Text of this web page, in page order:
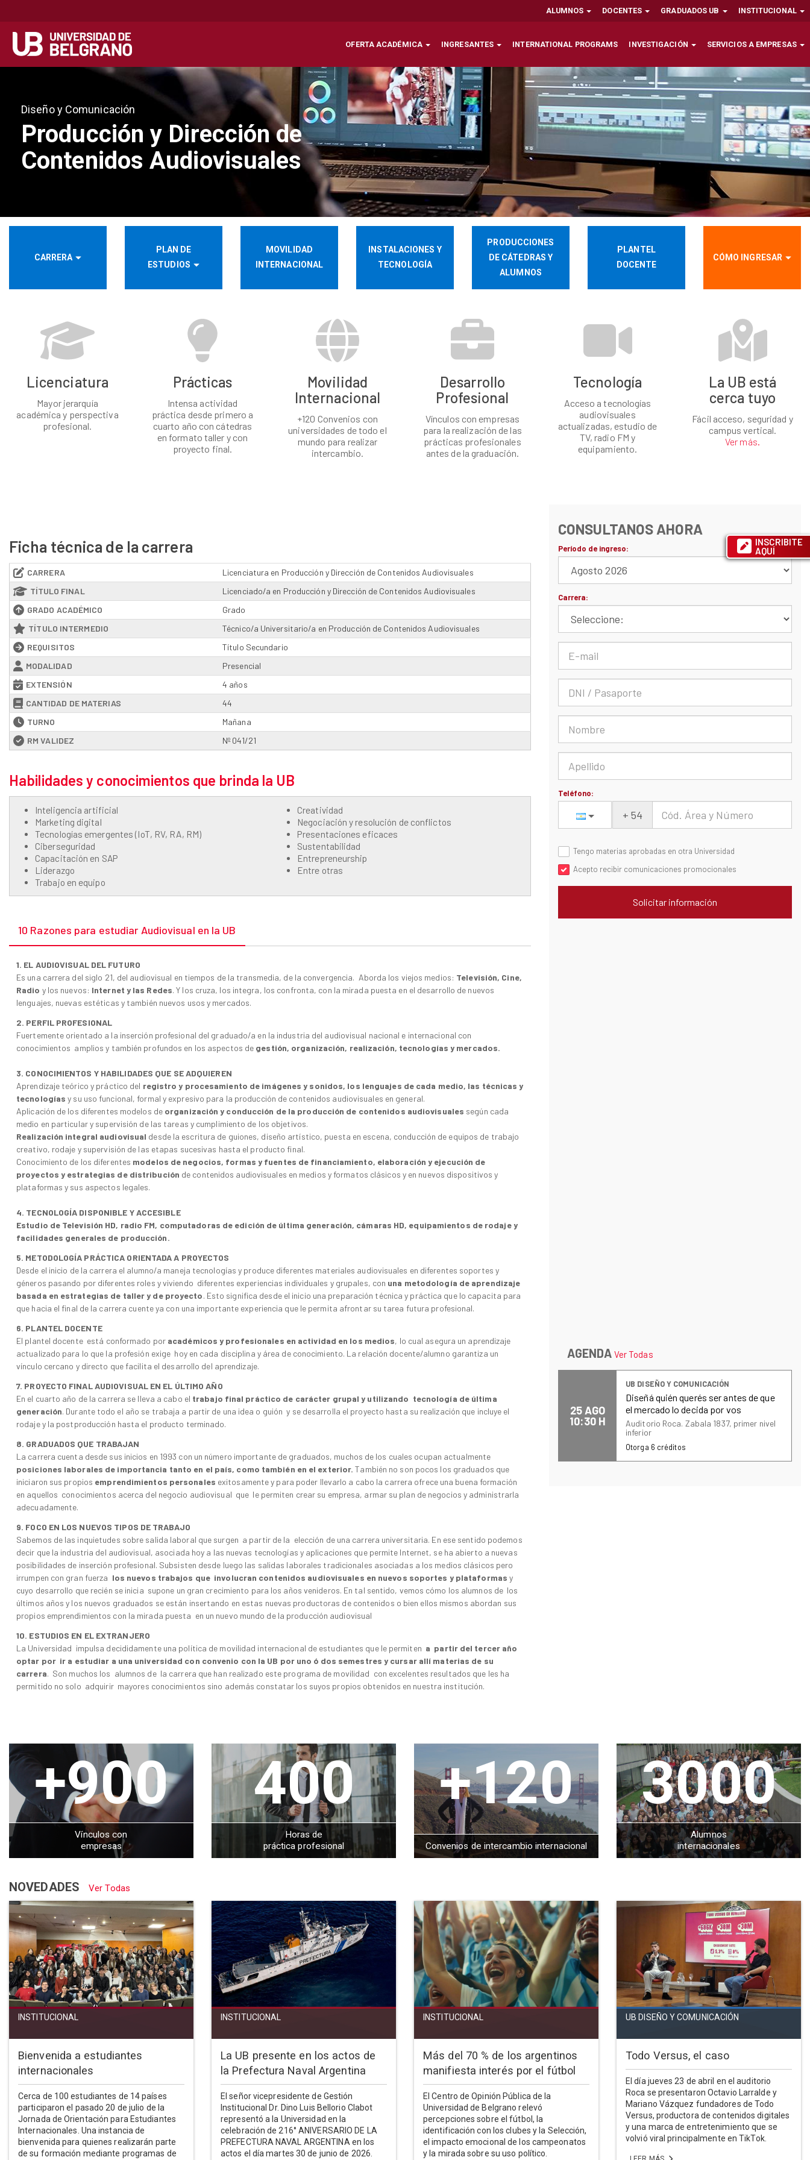
contenido
Secondary
navigation
ALUMNOS DOCENTES GRADUADOS UB INSTITUCIONAL
Navegación principal OFERTA ACADÉMICA INGRESANTES INTERNATIONAL PROGRAMS INVESTIGACIÓN SERVICIOS A EMPRESAS
Diseño y Comunicación
Producción y Dirección de
Contenidos Audiovisuales
CARRERA
PLAN DE
ESTUDIOS
MOVILIDAD
INTERNACIONAL
INSTALACIONES Y
TECNOLOGÍA
PRODUCCIONES
DE CÁTEDRAS Y
ALUMNOS
PLANTEL
DOCENTE
CÓMO INGRESAR
Licenciatura
Mayor jerarquía
académica y perspectiva
profesional.
Prácticas
Intensa actividad
práctica desde primero a
cuarto año con cátedras
en formato taller y con
proyecto final.
Movilidad
Internacional
+120 Convenios con
universidades de todo el
mundo para realizar
intercambio.
Desarrollo
Profesional
Vínculos con empresas
para la realización de las
prácticas profesionales
antes de la graduación.
Tecnología
Acceso a tecnologías
audiovisuales
actualizadas, estudio de
TV, radio FM y
equipamiento.
La UB está
cerca tuyo
Fácil acceso, seguridad y
campus vertical.
Ver más.
Ficha técnica de la carrera
CARRERA
Licenciatura en Producción y Dirección de Contenidos Audiovisuales
TÍTULO FINAL
Licenciado/a en Producción y Dirección de Contenidos Audiovisuales
GRADO ACADÉMICO
Grado
TÍTULO INTERMEDIO
Técnico/a Universitario/a en Producción de Contenidos Audiovisuales
REQUISITOS
Título Secundario
MODALIDAD
Presencial
EXTENSIÓN
4 años
CANTIDAD DE MATERIAS
44
TURNO
Mañana
RM VALIDEZ
Nº 041/21
Habilidades y conocimientos que brinda la UB
Inteligencia artificial
Marketing digital
Tecnologías emergentes (IoT, RV, RA, RM)
Ciberseguridad
Capacitación en SAP
Liderazgo
Trabajo en equipo
Creatividad
Negociación y resolución de conflictos
Presentaciones eficaces
Sustentabilidad
Entrepreneurship
Entre otras
10 Razones para estudiar Audiovisual en la UB
1. EL AUDIOVISUAL DEL FUTURO
Es una carrera del siglo 21, del audiovisual en tiempos de la transmedia, de la convergencia. Aborda los viejos medios: Televisión, Cine,
Radio y los nuevos: Internet y las Redes. Y los cruza, los integra, los confronta, con la mirada puesta en el desarrollo de nuevos
lenguajes, nuevas estéticas y también nuevos usos y mercados.
2. PERFIL PROFESIONAL
Fuertemente orientado a la inserción profesional del graduado/a en la industria del audiovisual nacional e internacional con
conocimientos amplios y también profundos en los aspectos de gestión, organización, realización, tecnologías y mercados.
3. CONOCIMIENTOS Y HABILIDADES QUE SE ADQUIEREN
Aprendizaje teórico y práctico del registro y procesamiento de imágenes y sonidos, los lenguajes de cada medio, las técnicas y
tecnologías y su uso funcional, formal y expresivo para la producción de contenidos audiovisuales en general.
Aplicación de los diferentes modelos de organización y conducción de la producción de contenidos audiovisuales según cada
medio en particular y supervisión de las tareas y cumplimiento de los objetivos.
Realización integral audiovisual desde la escritura de guiones, diseño artístico, puesta en escena, conducción de equipos de trabajo
creativo, rodaje y supervisión de las etapas sucesivas hasta el producto final.
Conocimiento de los diferentes modelos de negocios, formas y fuentes de financiamiento, elaboración y ejecución de
proyectos y estrategias de distribución de contenidos audiovisuales en medios y formatos clásicos y en nuevos dispositivos y
plataformas y sus aspectos legales.
4. TECNOLOGÍA DISPONIBLE Y ACCESIBLE
Estudio de Televisión HD, radio FM, computadoras de edición de última generación, cámaras HD, equipamientos de rodaje y
facilidades generales de producción.
5. METODOLOGÍA PRÁCTICA ORIENTADA A PROYECTOS
Desde el inicio de la carrera el alumno/a maneja tecnologías y produce diferentes materiales audiovisuales en diferentes soportes y
géneros pasando por diferentes roles y viviendo diferentes experiencias individuales y grupales, con una metodología de aprendizaje
basada en estrategias de taller y de proyecto. Esto significa desde el inicio una preparación técnica y práctica que lo capacita para
que hacia el final de la carrera cuente ya con una importante experiencia que le permita afrontar su tarea futura profesional.
6. PLANTEL DOCENTE
El plantel docente está conformado por académicos y profesionales en actividad en los medios, lo cual asegura un aprendizaje
actualizado para lo que la profesión exige hoy en cada disciplina y área de conocimiento. La relación docente/alumno garantiza un
vínculo cercano y directo que facilita el desarrollo del aprendizaje.
7. PROYECTO FINAL AUDIOVISUAL EN EL ÚLTIMO AÑO
En el cuarto año de la carrera se lleva a cabo el trabajo final práctico de carácter grupal y utilizando tecnología de última
generación. Durante todo el año se trabaja a partir de una idea o guión y se desarrolla el proyecto hasta su realización que incluye el
rodaje y la postproducción hasta el producto terminado.
8. GRADUADOS QUE TRABAJAN
La carrera cuenta desde sus inicios en 1993 con un número importante de graduados, muchos de los cuales ocupan actualmente
posiciones laborales de importancia tanto en el país, como también en el exterior. También no son pocos los graduados que
iniciaron sus propios emprendimientos personales exitosamente y para poder llevarlo a cabo la carrera ofrece una buena formación
en aquellos conocimientos acerca del negocio audiovisual que le permiten crear su empresa, armar su plan de negocios y administrarla
adecuadamente.
9. FOCO EN LOS NUEVOS TIPOS DE TRABAJO
Sabemos de las inquietudes sobre salida laboral que surgen a partir de la elección de una carrera universitaria. En ese sentido podemos
decir que la industria del audiovisual, asociada hoy a las nuevas tecnologías y aplicaciones que permite Internet, se ha abierto a nuevas
posibilidades de inserción profesional. Subsisten desde luego las salidas laborales tradicionales asociadas a los medios clásicos pero
irrumpen con gran fuerza los nuevos trabajos que involucran contenidos audiovisuales en nuevos soportes y plataformas y
cuyo desarrollo que recién se inicia supone un gran crecimiento para los años venideros. En tal sentido, vemos cómo los alumnos de los
últimos años y los nuevos graduados se están insertando en estas nuevas productoras de contenidos o bien ellos mismos abordan sus
propios emprendimientos con la mirada puesta en un nuevo mundo de la producción audiovisual
10. ESTUDIOS EN EL EXTRANJERO
La Universidad impulsa decididamente una política de movilidad internacional de estudiantes que le permiten a partir del tercer año
optar por ir a estudiar a una universidad con convenio con la UB por uno ó dos semestres y cursar allí materias de su
carrera. Son muchos los alumnos de la carrera que han realizado este programa de movilidad con excelentes resultados que les ha
permitido no solo adquirir mayores conocimientos sino además constatar los suyos propios obtenidos en nuestra institución.
CONSULTANOS AHORA
AGENDA Ver Todas
25 AGO
10:30 H
UB DISEÑO Y COMUNICACIÓN
Diseñá quién querés ser antes de que
el mercado lo decida por vos
Auditorio Roca. Zabala 1837, primer nivel
inferior
Otorga 6 créditos
+900
Vínculos con
empresas
400
Horas de
práctica profesional
+120
Convenios de intercambio internacional
3000
Alumnos
internacionales
NOVEDADES Ver Todas
INSTITUCIONAL
Bienvenida a estudiantes
internacionales
Cerca de 100 estudiantes de 14 países
participaron el pasado 20 de julio de la
Jornada de Orientación para Estudiantes
Internacionales. Una instancia de
bienvenida para quienes realizarán parte
de su formación mediante programas de
INSTITUCIONAL
La UB presente en los actos de
la Prefectura Naval Argentina
El señor vicepresidente de Gestión
Institucional Dr. Dino Luis Bellorio Clabot
representó a la Universidad en la
celebración de 216° ANIVERSARIO DE LA
PREFECTURA NAVAL ARGENTINA en los
actos el día martes 30 de junio de 2026.
INSTITUCIONAL
Más del 70 % de los argentinos
manifiesta interés por el fútbol
El Centro de Opinión Pública de la
Universidad de Belgrano relevó
percepciones sobre el fútbol, la
identificación con los clubes y la Selección,
el impacto emocional de los campeonatos
y la mirada sobre su uso político.
UB DISEÑO Y COMUNICACIÓN
Todo Versus, el caso
El día jueves 23 de abril en el auditorio
Roca se presentaron Octavio Larralde y
Mariano Vázquez fundadores de Todo
Versus, productora de contenidos digitales
y una marca de entretenimiento que se
volvió viral principalmente en TikTok.
INSCRIBITE
AQUÍ